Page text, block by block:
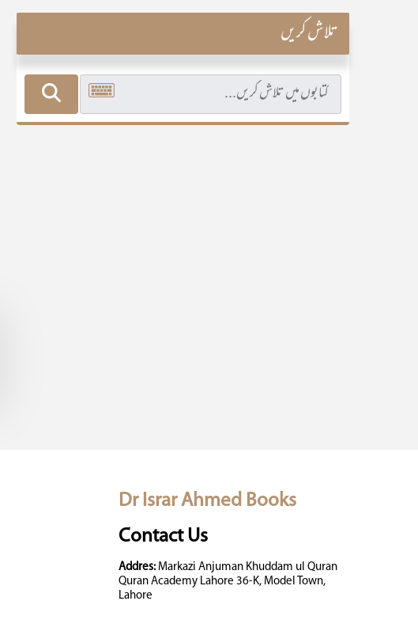
تلاش کریں
Dr Israr Ahmed Books
Contact Us
Addres:Markazi Anjuman Khuddam ul Quran
Quran Academy Lahore 36-K, Model Town,
Lahore